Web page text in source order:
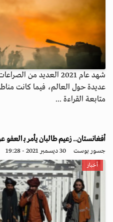
شهد عام 2021 العديد
عديدة حول العالم، فيما كانت
متابعة القراءة ...
أفغانستان.. زعيم طالبان يأمر بـ
جسور بوست 30 ديسمبر 2021 - 19:28
أخبار